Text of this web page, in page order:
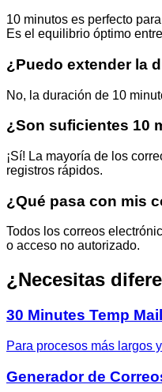
10 minutos es perfecto
Es el equilibrio óptimo
¿Puedo extender la
No, la duración de 10
¿Son suficientes 10
¡Sí! La mayoría de los
registros rápidos.
¿Qué pasa con mis
Todos los correos
o acceso no autorizado.
¿Necesitas
30 Minutes Temp Mail
Para procesos más largos
Generador de